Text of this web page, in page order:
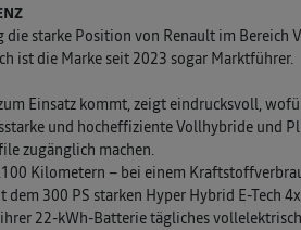
starke Position von Renault im Bereich
ist die Marke seit 2023 sogar Marktführer.
Einsatz kommt, zeigt eindrucksvoll,
und hocheffiziente Vollhybride und
zugänglich machen.
Kilometern – bei einem
300 PS starken Hyper Hybrid E-Tech
22-kWh-Batterie tägliches